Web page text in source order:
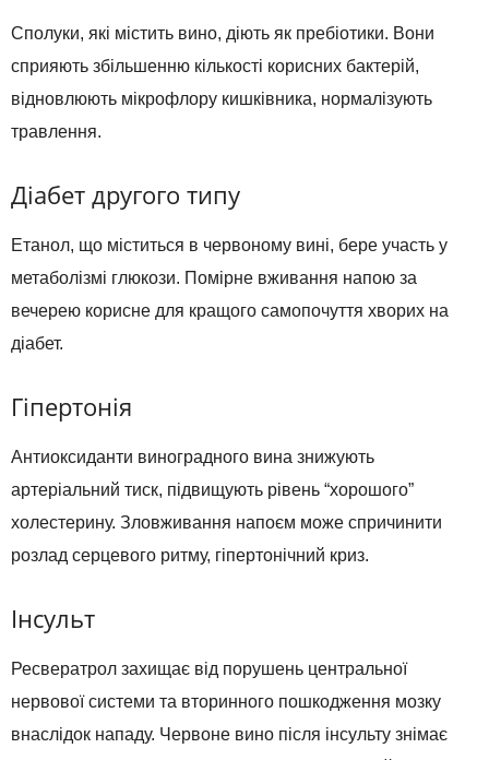
Сполуки, які містить вино, діють як пребіотики. Вони
сприяють збільшенню кількості корисних бактерій,
відновлюють мікрофлору кишківника, нормалізують
травлення.
Діабет другого типу
Етанол, що міститься в червоному вині, бере участь у
метаболізмі глюкози. Помірне вживання напою за
вечерею корисне для кращого самопочуття хворих на
діабет.
Гіпертонія
Антиоксиданти виноградного вина знижують
артеріальний тиск, підвищують рівень “хорошого”
холестерину. Зловживання напоєм може спричинити
розлад серцевого ритму, гіпертонічний криз.
Інсульт
Ресвератрол захищає від порушень центральної
нервової системи та вторинного пошкодження мозку
внаслідок нападу. Червоне вино після інсульту знімає